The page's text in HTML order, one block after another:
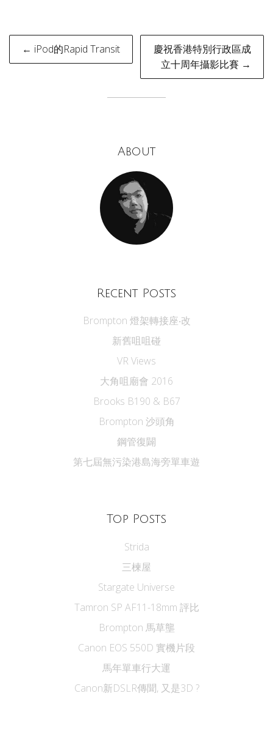
Post
navigation
← iPod的Rapid Transit
慶祝香港特別行政區成
立十周年攝影比賽 →
About
Recent Posts
Brompton 燈架轉接座‧改
新舊咀咀碰
VR Views
大角咀廟會 2016
Brooks B190 & B67
Brompton 沙頭角
鋼管復闢
第七屆無污染港島海旁單車遊
Top Posts
Strida
三楝屋
Stargate Universe
Tamron SP AF11-18mm 評比
Brompton 馬草壟
Canon EOS 550D 實機片段
馬年單車行大運
Canon新DSLR傳聞, 又是3D ?